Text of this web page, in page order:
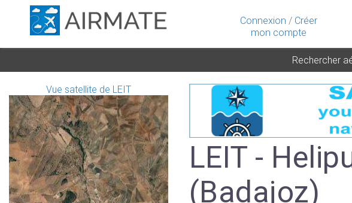
Connexion / Créer
mon compte
Rechercher
Vue satellite de LEIT
LEIT -
(Badajoz)